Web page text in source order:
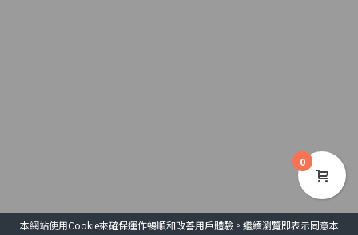
0
本網站使用Cookie來確保運作暢順和改善用戶體驗。繼續瀏覽即表示同意本